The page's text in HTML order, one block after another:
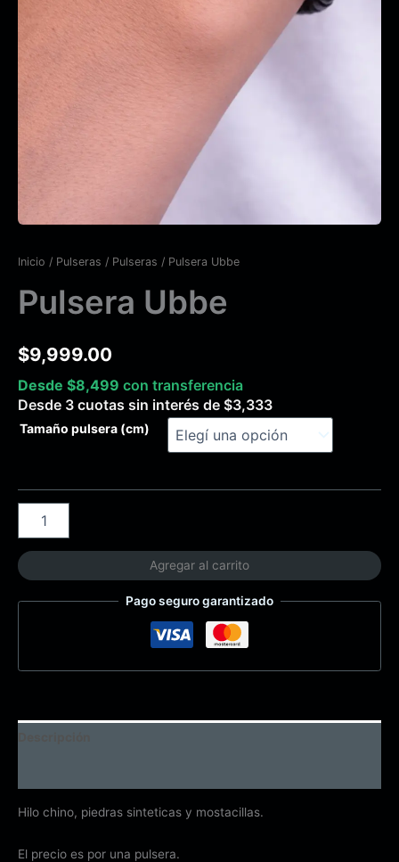
Inicio / Pulseras / Pulseras / Pulsera Ubbe
Pulsera Ubbe
$9,999.00
Desde $8,499 con transferencia
Desde 3 cuotas sin interés de $3,333
Tamaño pulsera (cm)
Agregar al carrito
Pago seguro garantizado
Hilo chino, piedras sinteticas y mostacillas.
El precio es por una pulsera.